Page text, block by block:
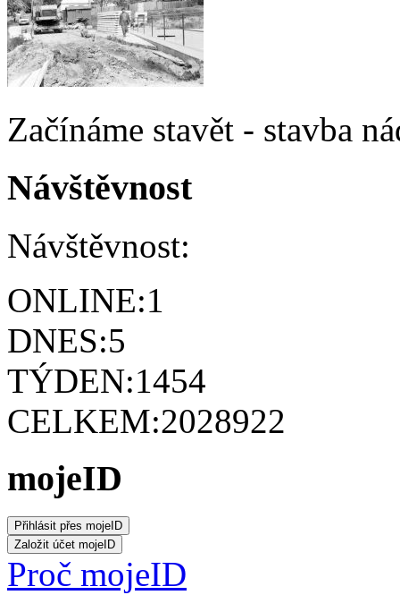
Začínáme stavět - stavba
Návštěvnost
Návštěvnost:
ONLINE:1
DNES:5
TÝDEN:1454
CELKEM:2028922
mojeID
Proč mojeID